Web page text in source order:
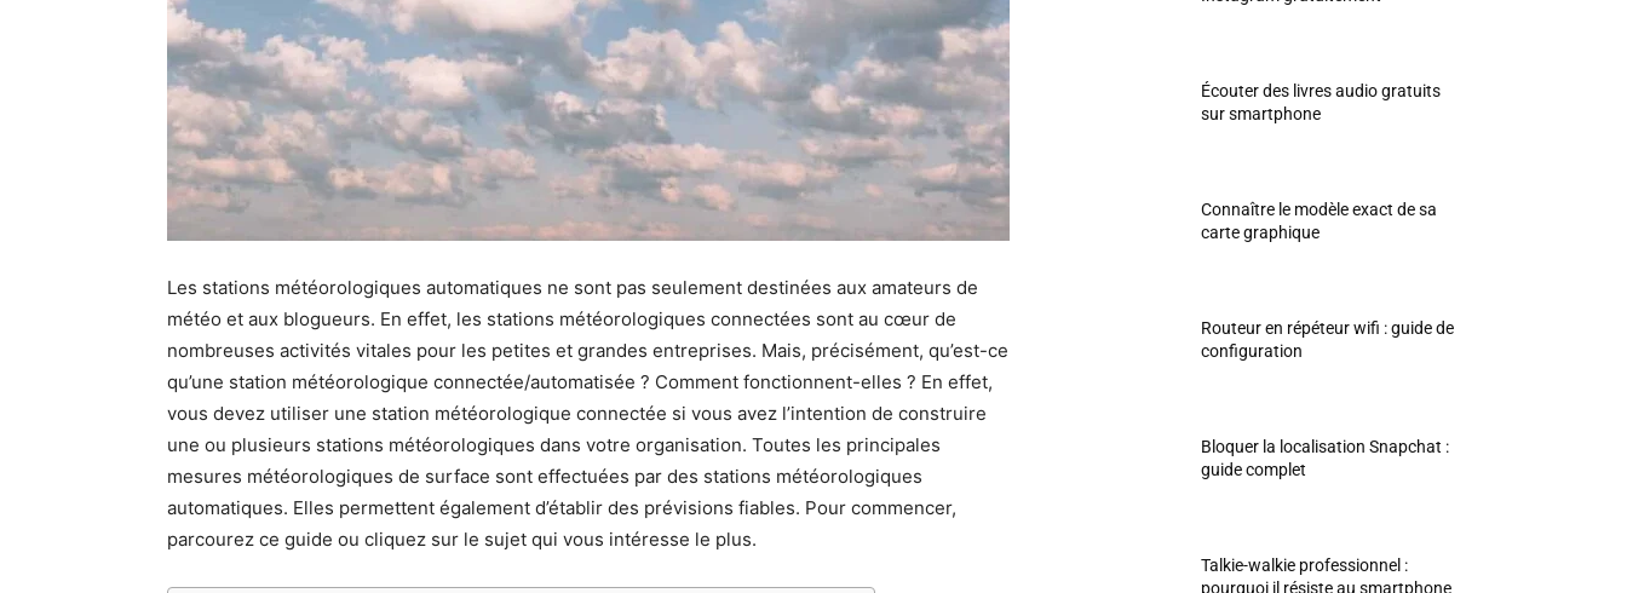
Les stations météorologiques automatiques ne sont pas seulement destinées aux amateurs de
météo et aux blogueurs. En effet, les stations météorologiques connectées sont au cœur de
nombreuses activités vitales pour les petites et grandes entreprises. Mais, précisément, qu’est-ce
qu’une station météorologique connectée/automatisée ? Comment fonctionnent-elles ? En effet,
vous devez utiliser une station météorologique connectée si vous avez l’intention de construire
une ou plusieurs stations météorologiques dans votre organisation. Toutes les principales
mesures météorologiques de surface sont effectuées par des stations météorologiques
automatiques. Elles permettent également d’établir des prévisions fiables. Pour commencer,
parcourez ce guide ou cliquez sur le sujet qui vous intéresse le plus.
Écouter des livres audio gratuits
sur smartphone
Connaître le modèle exact de sa
carte graphique
Routeur en répéteur wifi : guide de
configuration
Bloquer la localisation Snapchat :
guide complet
Talkie-walkie professionnel :
pourquoi il résiste au smartphone